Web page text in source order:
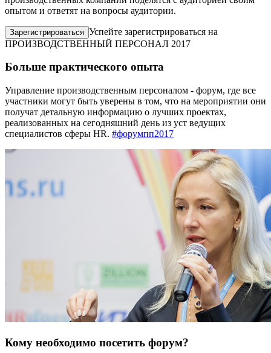
опытом и ответят на вопросы аудитории.
Зарегистрироваться Успейте зарегистрироваться на
ПРОИЗВОДСТВЕННЫЙ ПЕРСОНАЛ 2017
Больше практического опыта
Управление производственным персоналом - форум, где все
участники могут быть уверены в том, что на мероприятии они
получат детальную информацию о лучших проектах,
реализованных на сегодняшний день из уст ведущих
специалистов сферы HR. #форумпп2017
Кому необходимо посетить форум?